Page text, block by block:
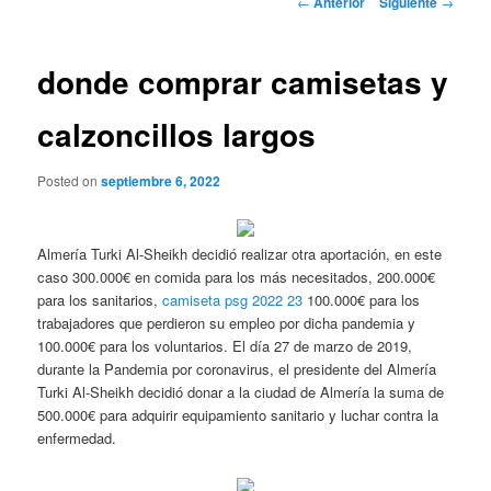
donde comprar camisetas y
calzoncillos largos
Posted onseptiembre 6, 2022
Almería Turki Al-Sheikh decidió realizar otra aportación, en este
caso 300.000€ en comida para los más necesitados, 200.000€
para los sanitarios,camiseta psg 2022 23 100.000€ para los
trabajadores que perdieron su empleo por dicha pandemia y
100.000€ para los voluntarios. El día 27 de marzo de 2019,
durante la Pandemia por coronavirus, el presidente del Almería
Turki Al-Sheikh decidió donar a la ciudad de Almería la suma de
500.000€ para adquirir equipamiento sanitario y luchar contra la
enfermedad.